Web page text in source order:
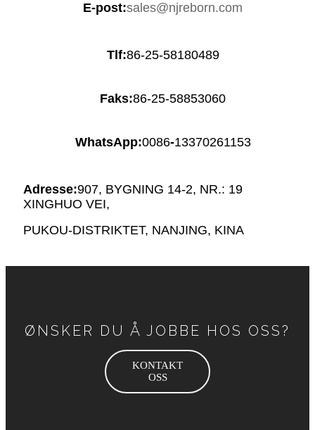
E-post:sales@njreborn.com
Tlf:86-25-58180489
Faks:86-25-58853060
WhatsApp:0086-13370261153
Adresse:907, BYGNING 14-2, NR.: 19
XINGHUO VEI,
PUKOU-DISTRIKTET, NANJING, KINA
ØNSKER DU Å JOBBE HOS OSS?
KONTAKT
OSS